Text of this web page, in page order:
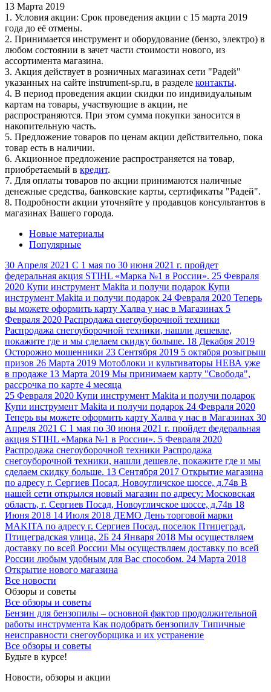
13 Марта 2019
1. Условия акции: Срок проведения акции с 15 марта 2019
года до её отмены.
2. Принимается инструмент и оборудование (бензо, электро) в
любом состоянии в зачет части стоимости нового, из
ассортимента магазина.
3. Акция действует в розничных магазинах сети "Радей"
указанных на сайте instrument-sp.ru, в разделе контакты.
4. В период проведения акции скидки по индивидуальным
картам на товары, участвующие в акции, не
распространяются. При этом сумма покупки заносится в
накопительную часть.
5. Предложение товаров по ценам акции действительно, пока
товар есть в наличии.
6. Акционное предложение распространяется на товар,
приобретаемый в кредит.
7. Для оплаты товаров по акции принимаются наличные
денежные средства, банковские карты, сертификаты "Радей".
8. Подробности акции уточняйте у продавцов консультантов в
магазинах Вашего города.
Новые материалы
Популярные
30 Апреля 2021 С 1 мая по 30 июня 2021 г. пройдет
федеральная акция STIHL «Марка №1 в России». 25 Февраля
2020 Купи инструмент Makita и получи подарок Купи
инструмент Makita и получи подарок 24 Февраля 2020 Теперь
вы можете оформить карту Халва у нас в Магазинах 5
Февраля 2020 Распродажа снегоуборочной техники
Распродажа снегоуборочной техники, нашли дешевле,
покажите где и мы сделаем скидку больше. 18 Декабря 2019
Осторожно мошенники 23 Сентября 2019 5 октября розыгрыш
призов 26 Марта 2019 Мотоблоки и культиваторы НЕВА уже
в продаже 13 Марта 2019 Мы принимаем карту "Свобода",
рассрочка по карте 4 месяца
25 Февраля 2020 Купи инструмент Makita и получи подарок
Купи инструмент Makita и получи подарок 24 Февраля 2020
Теперь вы можете оформить карту Халва у нас в Магазинах 30
Апреля 2021 С 1 мая по 30 июня 2021 г. пройдет федеральная
акция STIHL «Марка №1 в России». 5 Февраля 2020
Распродажа снегоуборочной техники Распродажа
снегоуборочной техники, нашли дешевле, покажите где и мы
сделаем скидку больше. 13 Сентября 2017 Открытие магазина
по адресу г. Сергиев Посад, Новоугличское шоссе, д.74в В
нашей сети открылся новый магазин по адресу: Московская
область, г. Сергиев Посад, Новоугличское шоссе, д.74в 18
Июня 2018 14 Июля 2018 ДЕМО День торговой марки
MAKITA по адресу г. Сергиев Посад, поселок Птицеград,
Птицеградская улица, 2Б 24 Января 2018 Мы осуществляем
доставку по всей России Мы осуществляем доставку по всей
России любым удобным для Вас способом. 24 Марта 2018
Открытие нового магазина
Все новости
Обзоры и советы
Все обзоры и советы
Бензин для бензопилы – основной фактор продолжительной
работы инструмента Как подобрать бензопилу Типичные
неисправности снегоуборщика и их устранение
Все обзоры и советы
Будьте в курсе!
Новости, обзоры и акции